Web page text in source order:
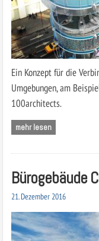
Ein Konzept für die
Umgebungen, am
100architects.
mehr lesen
Bürogebäude
21. Dezember 2016